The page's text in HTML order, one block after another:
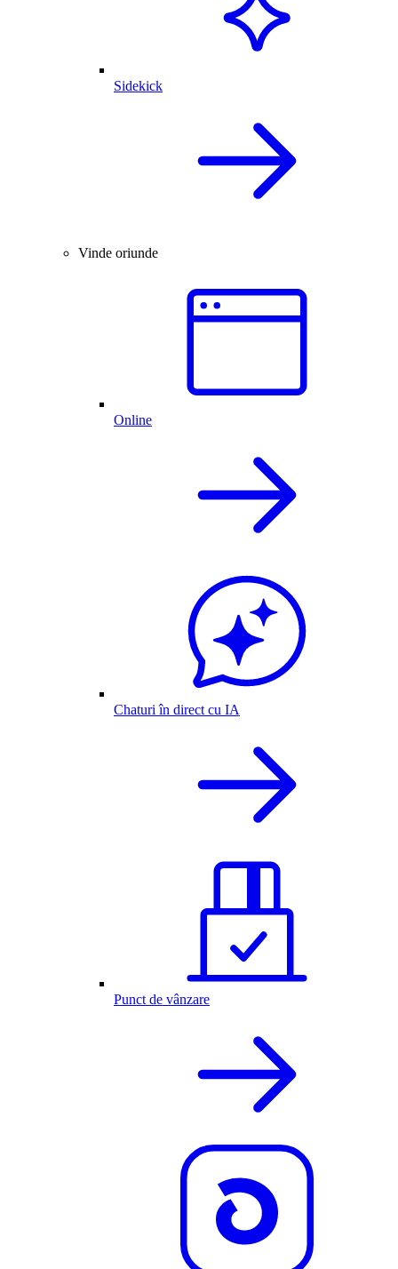
Sidekick
Vinde oriunde
Online
Chaturi în direct cu IA
Punct de vânzare